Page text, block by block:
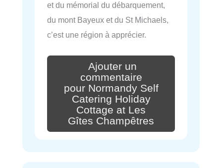
et du mémorial du débarquement,
du mont Bayeux et du St Michaels,
c’est une région à apprécier.
Ajouter un
commentaire
pour Normandy Self
Catering Holiday
Cottage at Les
Gîtes Champêtres